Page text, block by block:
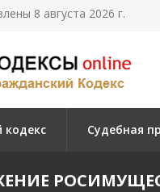
8 августа 2026 г.
кодекс Судебная